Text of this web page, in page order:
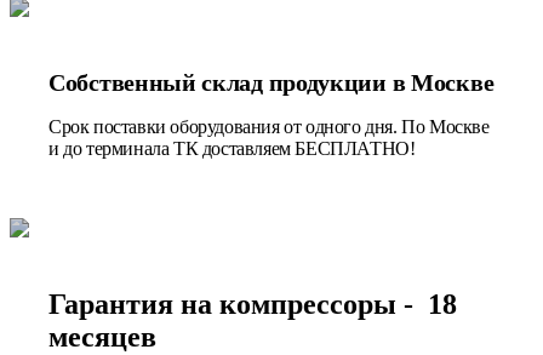
Собственный склад продукции в Москве
Срок поставки оборудования от одного дня. По Москве
и до терминала ТК доставляем БЕСПЛАТНО!
Гарантия на компрессоры - 18
месяцев